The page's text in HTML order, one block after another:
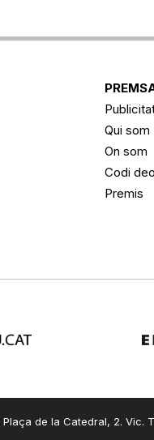
Qui som
On som
Codi
Premis
Plaça de la Catedral, 2. Vic.